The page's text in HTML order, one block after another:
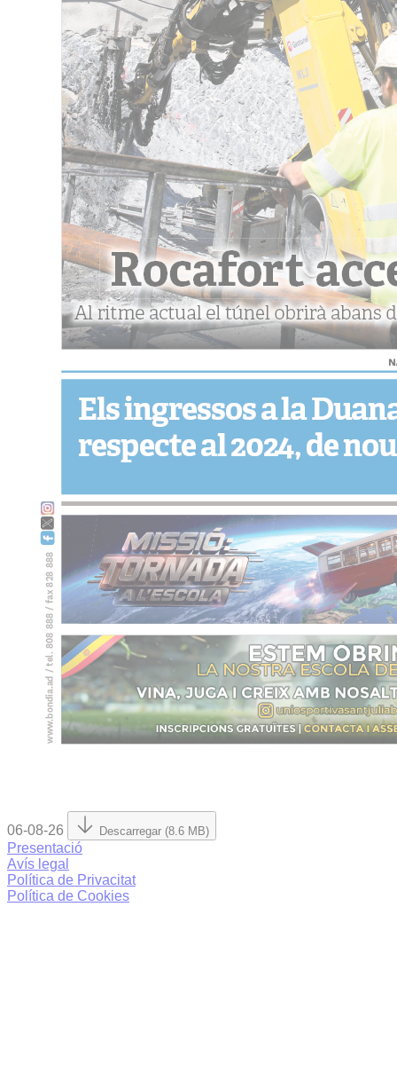
06-08-26 Descarregar (8.6 MB)
Presentació
Avís legal
Política de Privacitat
Política de Cookies